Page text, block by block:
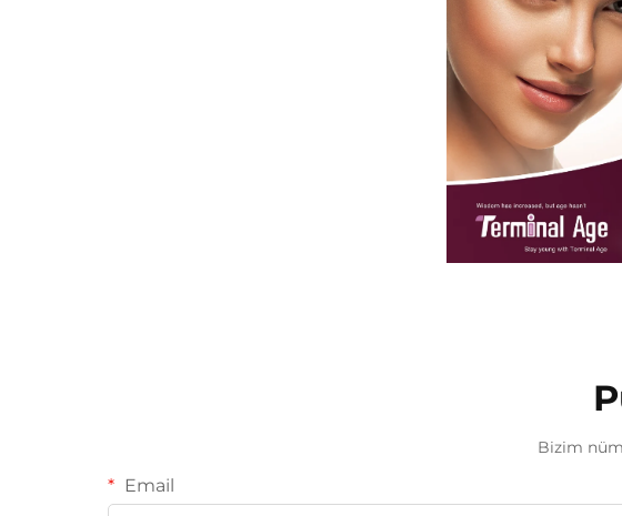
Bizim
Email